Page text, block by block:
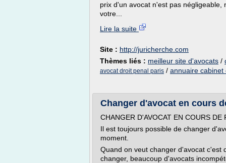
prix d'un avocat n'est pas
votre...
Lire la suite
Site : http://juricherche.com
Thèmes liés : meilleur site d'avocats /
avocat droit penal paris / annuaire cabinet
Changer d'avocat en cours
CHANGER D'AVOCAT EN COURS DE
Il est toujours possible de changer
moment.
Quand on veut changer d'avocat c'est
changer, beaucoup d'avocats